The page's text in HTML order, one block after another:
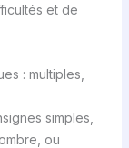
et de
: multiples,
simples,
ou